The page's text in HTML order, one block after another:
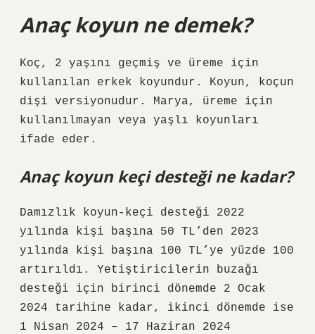
Anaç koyun ne demek?
Koç, 2 yaşını geçmiş ve üreme için
kullanılan erkek koyundur. Koyun, koçun
dişi versiyonudur. Marya, üreme için
kullanılmayan veya yaşlı koyunları
ifade eder.
Anaç koyun keçi desteği ne kadar?
Damızlık koyun-keçi desteği 2022
yılında kişi başına 50 TL’den 2023
yılında kişi başına 100 TL’ye yüzde 100
artırıldı. Yetiştiricilerin buzağı
desteği için birinci dönemde 2 Ocak
2024 tarihine kadar, ikinci dönemde ise
1 Nisan 2024 – 17 Haziran 2024